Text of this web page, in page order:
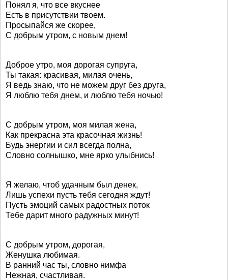
Понял я, что все вкуснее
Есть в присутствии твоем.
Просыпайся же скорее,
С добрым утром, с новым днем!
Доброе утро, моя дорогая супруга,
Ты такая: красивая, милая очень,
Я ведь знаю, что не можем друг без друга,
Я люблю тебя днем, и люблю тебя ночью!
С добрым утром, моя милая жена,
Как прекрасна эта красочная жизнь!
Будь энергии и сил всегда полна,
Словно солнышко, мне ярко улыбнись!
Я желаю, чтоб удачным был денек,
Лишь успехи пусть тебя сегодня ждут!
Пусть эмоций самых радостных поток
Тебе дарит много радужных минут!
С добрым утром, дорогая,
Женушка любимая.
В ранний час ты, словно нимфа
Нежная, счастливая.